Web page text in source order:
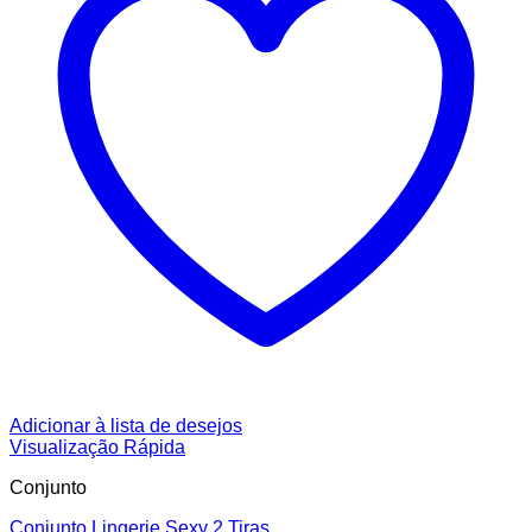
Adicionar à lista de desejos
Visualização Rápida
Conjunto